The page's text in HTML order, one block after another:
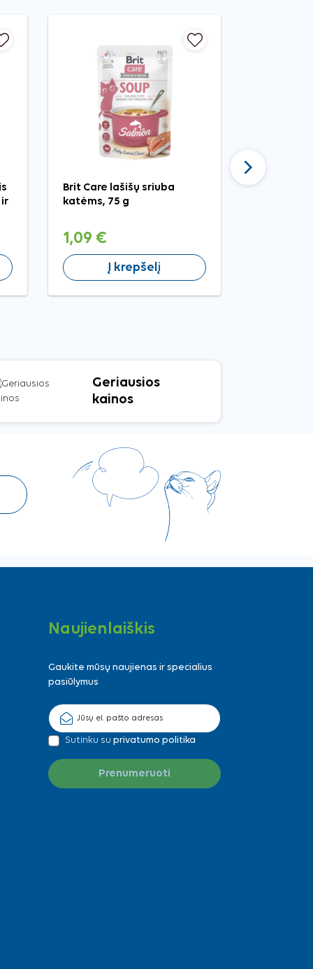
ir
Brit Care lašišų sriuba
katėms, 75 g
1,09 €
Į krepšelį
Geriausios
kainos
Naujienlaiškis
Gaukite mūsų naujienas ir specialius
pasiūlymus
Sutinku su privatumo politika